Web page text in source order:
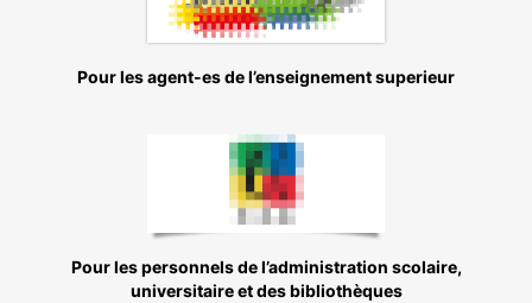
Pour les agent-es de l’enseignement superieur
Pour les personnels de l’administration scolaire,
universitaire et des bibliothèques